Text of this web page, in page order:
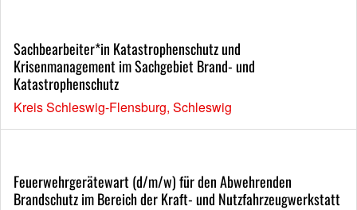
Sachbearbeiter*in Katastrophenschutz und
Krisenmanagement im Sachgebiet Brand- und
Katastrophenschutz
Kreis Schleswig-Flensburg, Schleswig
Feuerwehrgerätewart (d/m/w) für den Abwehrenden
Brandschutz im Bereich der Kraft- und Nutzfahrzeugwerkstatt